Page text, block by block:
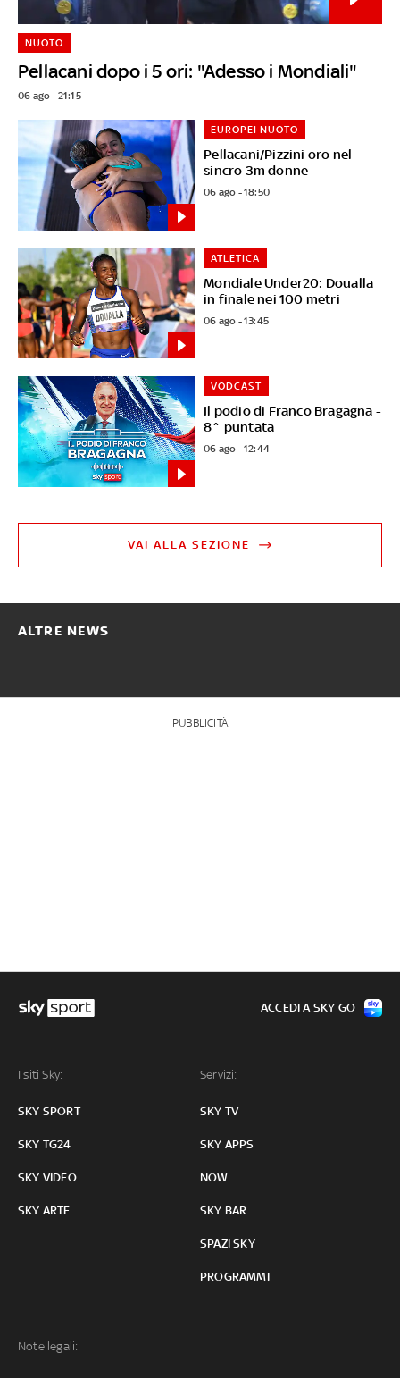
Pellacani dopo i 5 ori: "Adesso i Mondiali"
NUOTO
06 ago - 21:15
Pellacani/Pizzini oro nel
sincro 3m donne
EUROPEI NUOTO
06 ago - 18:50
Mondiale Under20: Doualla
in finale nei 100 metri
ATLETICA
06 ago - 13:45
Il podio di Franco Bragagna -
8^ puntata
VODCAST
06 ago - 12:44
VAI ALLA SEZIONE
ALTRE NEWS
PUBBLICITÀ
I siti Sky:
SKY SPORT
SKY TG24
SKY VIDEO
SKY ARTE
Servizi:
SKY TV
SKY APPS
NOW
SKY BAR
SPAZI SKY
PROGRAMMI
Note legali:
ACCEDI A SKY GO